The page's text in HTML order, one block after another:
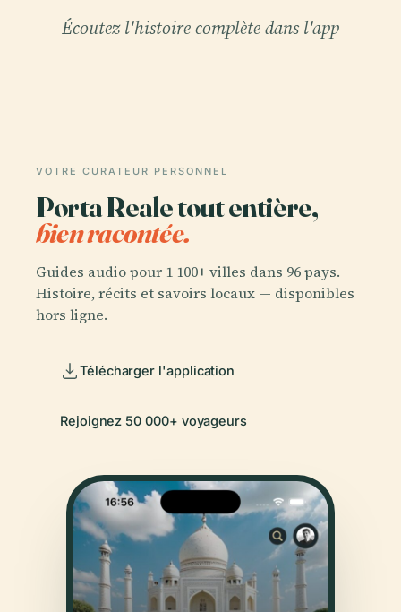
Écoutez l'histoire complète dans l'app
VOTRE CURATEUR PERSONNEL
Porta Reale tout entière,
bien racontée.
Guides audio pour 1 100+ villes dans 96 pays.
Histoire, récits et savoirs locaux — disponibles
hors ligne.
Télécharger l'application
Rejoignez 50 000+ voyageurs